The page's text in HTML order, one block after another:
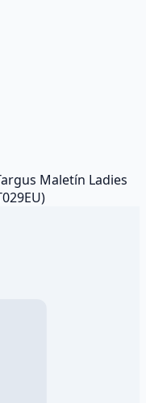
Maletín Ladies